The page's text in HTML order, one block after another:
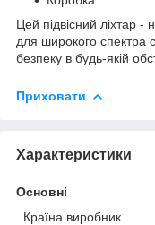
Цей підвісний ліхтар -
для широкого спектра
безпеку в будь-якій
Приховати
Характеристики
Основні
Країна виробник